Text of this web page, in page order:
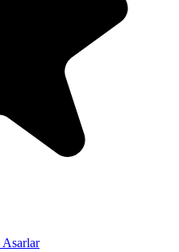
Asarlar